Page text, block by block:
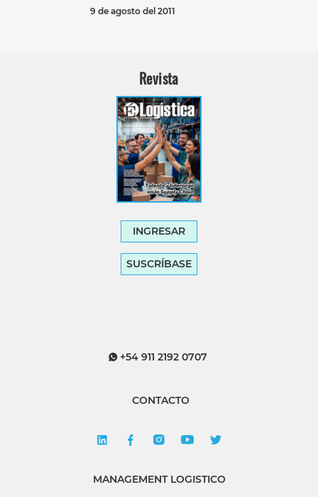
9 de agosto del 2011
Revista
INGRESAR
SUSCRÍBASE
+54 911 2192 0707
CONTACTO
MANAGEMENT LOGISTICO